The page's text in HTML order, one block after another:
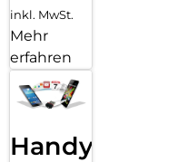
inkl. MwSt.
Mehr
erfahren
Handy